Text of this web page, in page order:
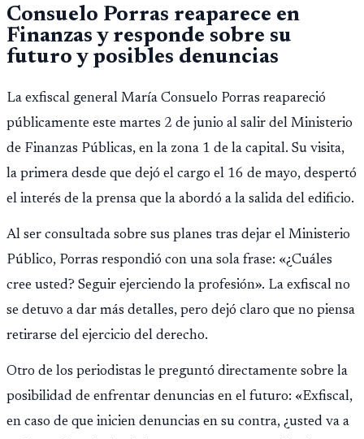
Consuelo Porras reaparece en
Finanzas y responde sobre su
futuro y posibles denuncias
La exfiscal general María Consuelo Porras reapareció
públicamente este martes 2 de junio al salir del Ministerio
de Finanzas Públicas, en la zona 1 de la capital. Su visita,
la primera desde que dejó el cargo el 16 de mayo, despertó
el interés de la prensa que la abordó a la salida del edificio.
Al ser consultada sobre sus planes tras dejar el Ministerio
Público, Porras respondió con una sola frase: «¿Cuáles
cree usted? Seguir ejerciendo la profesión». La exfiscal no
se detuvo a dar más detalles, pero dejó claro que no piensa
retirarse del ejercicio del derecho.
Otro de los periodistas le preguntó directamente sobre la
posibilidad de enfrentar denuncias en el futuro: «Exfiscal,
en caso de que inicien denuncias en su contra, ¿usted va a